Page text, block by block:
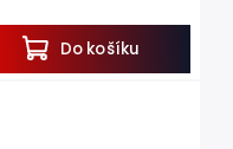
Do košíku